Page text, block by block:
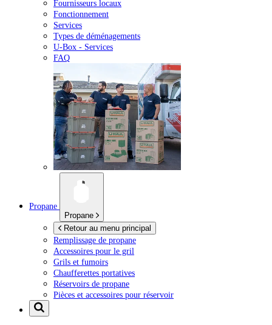
Fournisseurs locaux
Fonctionnement
Services
Types de déménagements
U-Box - Services
FAQ
Propane
Propane
Retour au menu principal
Remplissage de propane
Accessoires pour le gril
Grils et fumoirs
Chaufferettes portatives
Réservoirs de propane
Pièces et accessoires pour réservoir